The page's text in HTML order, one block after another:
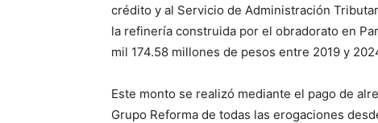
crédito y al Servicio de Administración
la refinería construida por el obradorato en
mil 174.58 millones de pesos entre 2019 y
Este monto se realizó mediante el pago de
Grupo Reforma de todas las erogaciones